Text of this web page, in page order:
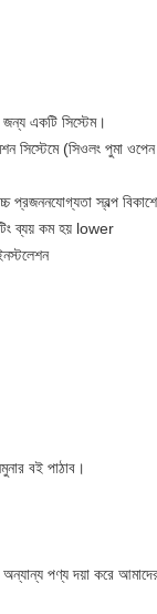
জন্য একটি সিস্টেম।
সিস্টেমে (সিওলং পুমা
প্রজননযোগ্যতা স্বল্প
ব্যয় কম হয় lower
বই পাঠাব।
পণ্য দয়া করে